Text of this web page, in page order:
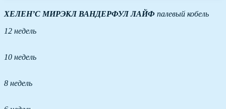
ХЕЛЕН’С МИРЭКЛ ВАНДЕРФУЛ ЛАЙФ палевый кобель
12 недель
10 недель
8 недель